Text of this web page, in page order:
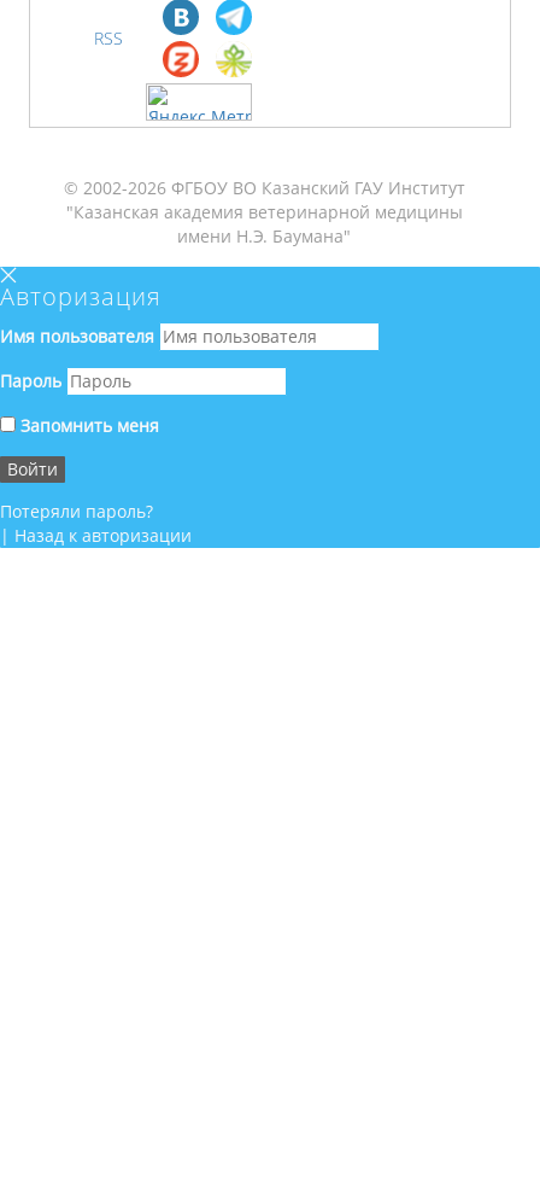
RSS
© 2002-2026 ФГБОУ ВО Казанский ГАУ Институт
"Казанская академия ветеринарной медицины
имени Н.Э. Баумана"
Авторизация
Имя пользователя
Пароль
Запомнить меня
Потеряли пароль?
| Назад к авторизации